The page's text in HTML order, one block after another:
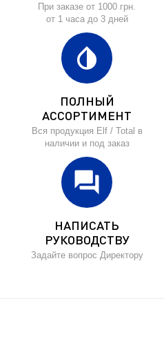
При заказе от 1000 грн.
от 1 часа до 3 дней
invert_colors
ПОЛНЫЙ
АССОРТИМЕНТ
Вся продукция Elf / Total в
наличии и под заказ
forum
НАПИСАТЬ
РУКОВОДСТВУ
Задайте вопрос Директору